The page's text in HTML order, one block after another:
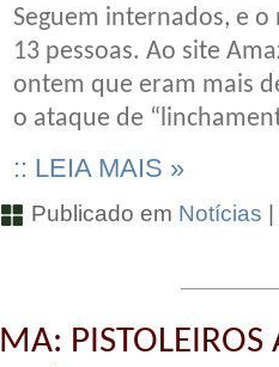
Seguem internados, e
13 pessoas. Ao site
ontem que eram mais
o ataque de
:: LEIA MAIS »
Publicado em Notícias
MA: